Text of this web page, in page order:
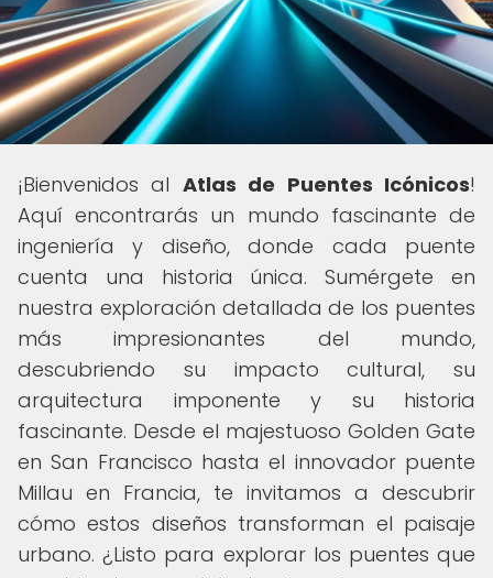
¡Bienvenidos al Atlas de Puentes Icónicos!
Aquí encontrarás un mundo fascinante de
ingeniería y diseño, donde cada puente
cuenta una historia única. Sumérgete en
nuestra exploración detallada de los puentes
más impresionantes del mundo,
descubriendo su impacto cultural, su
arquitectura imponente y su historia
fascinante. Desde el majestuoso Golden Gate
en San Francisco hasta el innovador puente
Millau en Francia, te invitamos a descubrir
cómo estos diseños transforman el paisaje
urbano. ¿Listo para explorar los puentes que